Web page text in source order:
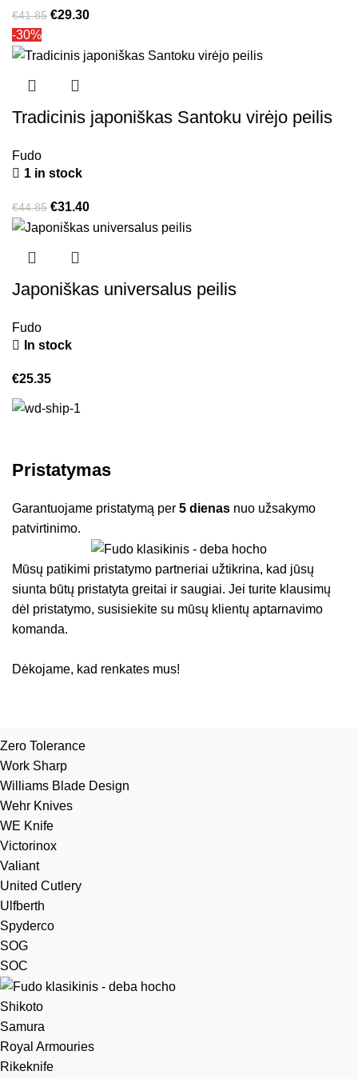
€41.85 €29.30
-30%
Tradicinis japoniškas Santoku virėjo peilis
Fudo
1 in stock
€44.85 €31.40
Japoniškas universalus peilis
Fudo
In stock
€25.35
Pristatymas
Garantuojame pristatymą per5 dienas nuo užsakymo
patvirtinimo.
Mūsų patikimi pristatymo partneriai užtikrina, kad jūsų
siunta būtų pristatyta greitai ir saugiai. Jei turite klausimų
dėl pristatymo, susisiekite su mūsų klientų aptarnavimo
komanda.
Dėkojame, kad renkates mus!
Zero Tolerance
Work Sharp
Williams Blade Design
Wehr Knives
WE Knife
Victorinox
Valiant
United Cutlery
Ulfberth
Spyderco
SOG
SOC
Shikoto
Samura
Royal Armouries
Rikeknife